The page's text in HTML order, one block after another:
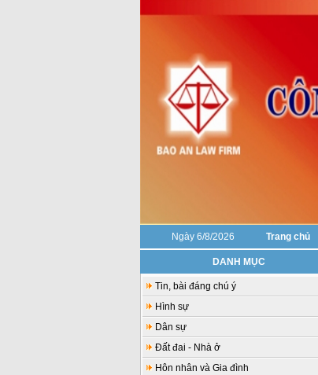
Ngày 6/8/2026 Trang chủ
DANH MỤC
Tin, bài đáng chú ý
Hình sự
Dân sự
Đất đai - Nhà ở
Hôn nhân và Gia đình